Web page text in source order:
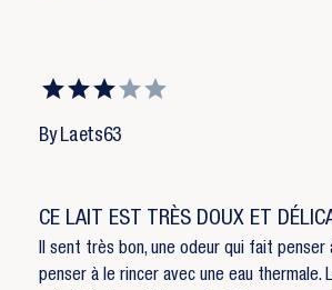
By Laets63
CE LAIT EST TRÈS DOUX ET
Il sent très bon, une odeur qui fait penser
penser à le rincer avec une eau thermale.